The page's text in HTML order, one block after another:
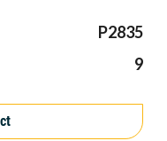
P2835
9